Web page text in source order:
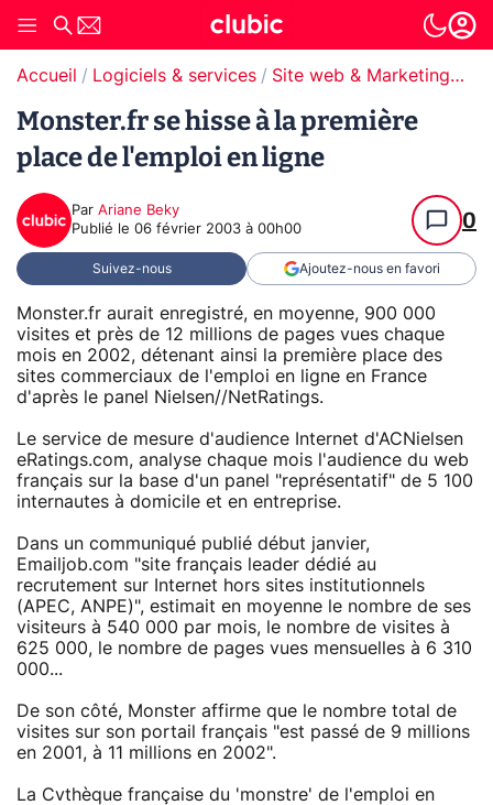
Accueil Logiciels & services Site web & Marketing Digital
Monster.fr se hisse à la première
place de l'emploi en ligne
Par Ariane Beky
Publié le 06 février 2003 à 00h00 0
Suivez-nous Ajoutez-nous en favori
Monster.fr aurait enregistré, en moyenne, 900 000
visites et près de 12 millions de pages vues chaque
mois en 2002, détenant ainsi la première place des
sites commerciaux de l'emploi en ligne en France
d'après le panel Nielsen//NetRatings.
Le service de mesure d'audience Internet d'ACNielsen
eRatings.com, analyse chaque mois l'audience du web
français sur la base d'un panel "représentatif" de 5 100
internautes à domicile et en entreprise.
Dans un communiqué publié début janvier,
Emailjob.com "site français leader dédié au
recrutement sur Internet hors sites institutionnels
(APEC, ANPE)", estimait en moyenne le nombre de ses
visiteurs à 540 000 par mois, le nombre de visites à
625 000, le nombre de pages vues mensuelles à 6 310
000...
De son côté, Monster affirme que le nombre total de
visites sur son portail français "est passé de 9 millions
en 2001, à 11 millions en 2002".
La Cvthèque française du 'monstre' de l'emploi en